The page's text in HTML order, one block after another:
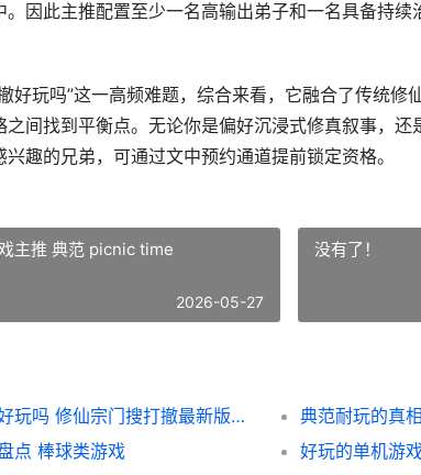
。因此主推配置至少一名高输出弟子和一名具备持
好玩吗”这一高频难题，综合来看，它融合了传统
之间找到平衡点。无论你是偏好沉浸式修真叙事，
趣的兄弟，可通过文中预约通道提前锁定资格。
主推 典范 picnic time
2026-05-27
没有了！
修仙宗门搜打撤好玩吗 修仙宗门搜打撤最新版本更新包
典范耐玩的真
点 棒球类游戏